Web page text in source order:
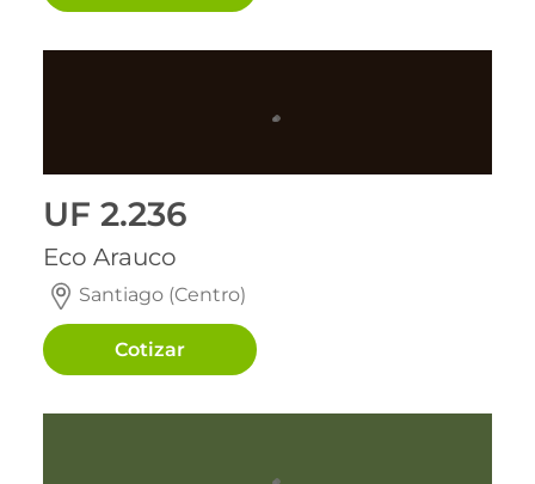
UF 2.236
Eco Arauco
Santiago (Centro)
Cotizar